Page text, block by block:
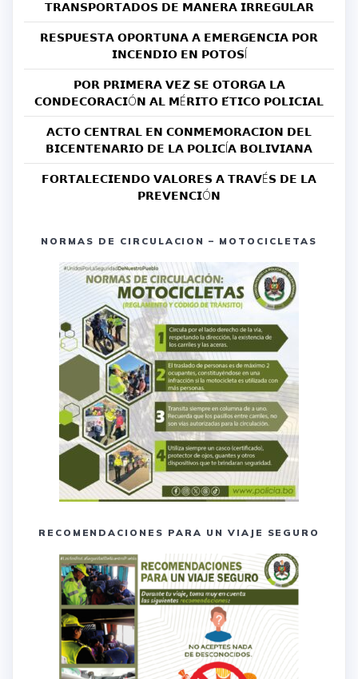
𝗧𝗥𝗔𝗡𝗦𝗣𝗢𝗥𝗧𝗔𝗗𝗢𝗦 𝗗𝗘 𝗠𝗔𝗡𝗘𝗥𝗔 𝗜𝗥𝗥𝗘𝗚𝗨𝗟𝗔𝗥
𝗥𝗘𝗦𝗣𝗨𝗘𝗦𝗧𝗔 𝗢𝗣𝗢𝗥𝗧𝗨𝗡𝗔 𝗔 𝗘𝗠𝗘𝗥𝗚𝗘𝗡𝗖𝗜𝗔 𝗣𝗢𝗥
𝗜𝗡𝗖𝗘𝗡𝗗𝗜𝗢 𝗘𝗡 𝗣𝗢𝗧𝗢𝗦Í
𝗣𝗢𝗥 𝗣𝗥𝗜𝗠𝗘𝗥𝗔 𝗩𝗘𝗭 𝗦𝗘 𝗢𝗧𝗢𝗥𝗚𝗔 𝗟𝗔
𝗖𝗢𝗡𝗗𝗘𝗖𝗢𝗥𝗔𝗖𝗜Ó𝗡 𝗔𝗟 𝗠É𝗥𝗜𝗧𝗢 𝗘́𝗧𝗜𝗖𝗢 𝗣𝗢𝗟𝗜𝗖𝗜𝗔𝗟
𝗔𝗖𝗧𝗢 𝗖𝗘𝗡𝗧𝗥𝗔𝗟 𝗘𝗡 𝗖𝗢𝗡𝗠𝗘𝗠𝗢𝗥𝗔𝗖𝗜𝗢𝗡 𝗗𝗘𝗟
𝗕𝗜𝗖𝗘𝗡𝗧𝗘𝗡𝗔𝗥𝗜𝗢 𝗗𝗘 𝗟𝗔 𝗣𝗢𝗟𝗜𝗖Í𝗔 𝗕𝗢𝗟𝗜𝗩𝗜𝗔𝗡𝗔
𝗙𝗢𝗥𝗧𝗔𝗟𝗘𝗖𝗜𝗘𝗡𝗗𝗢 𝗩𝗔𝗟𝗢𝗥𝗘𝗦 𝗔 𝗧𝗥𝗔𝗩É𝗦 𝗗𝗘 𝗟𝗔
𝗣𝗥𝗘𝗩𝗘𝗡𝗖𝗜Ó𝗡
NORMAS DE CIRCULACION – MOTOCICLETAS
RECOMENDACIONES PARA UN VIAJE SEGURO